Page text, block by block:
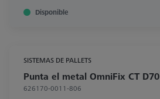
Disponible
SISTEMAS DE PALLETS
Punta el metal OmniFix CT D70
626170-0011-806